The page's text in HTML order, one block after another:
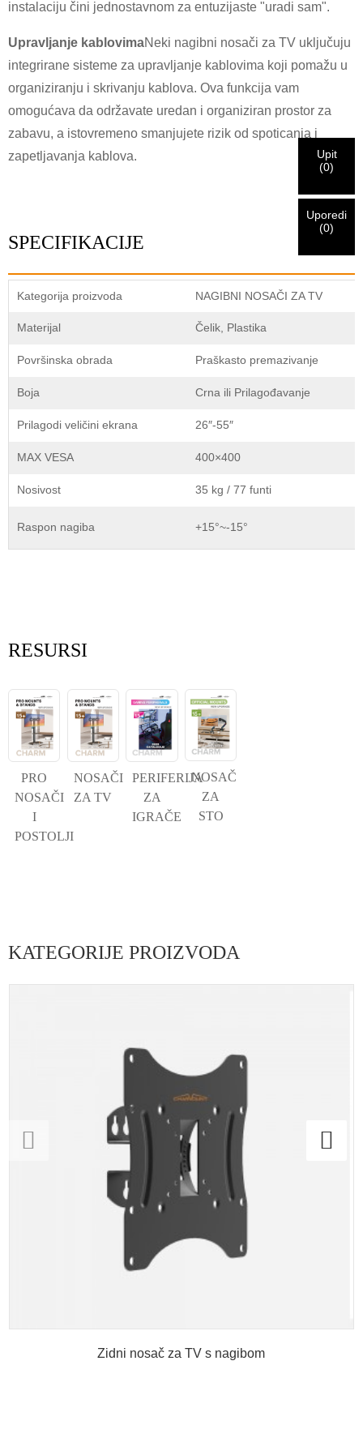
instalaciju čini jednostavnom za entuzijaste "uradi sam".
Upravljanje kablovimaNeki nagibni nosači za TV uključuju
integrirane sisteme za upravljanje kablovima koji pomažu u
organiziranju i skrivanju kablova. Ova funkcija vam
omogućava da održavate uredan i organiziran prostor za
zabavu, a istovremeno smanjujete rizik od spoticanja i
zapetljavanja kablova.
SPECIFIKACIJE
Kategorija proizvoda NAGIBNI NOSAČI ZA TV
Materijal Čelik, Plastika
Površinska obrada Praškasto premazivanje
Boja Crna ili Prilagođavanje
Prilagodi veličini ekrana 26″-55″
MAX VESA 400×400
Nosivost 35 kg / 77 funti
Raspon nagiba +15°~-15°
RESURSI
PRO
NOSAČI
I
POSTOLJI
NOSAČI
ZA TV
PERIFERIJA
ZA
IGRAČE
NOSAČ
ZA
STO
KATEGORIJE PROIZVODA
Zidni nosač za TV s nagibom
Ja sam
CHARM-ov kupac
Ja sam
adresu ispod kako biste potvrdili da ste pravi CHARM-ov
klijent.
Pošalji
Netačne informacije će dovesti do greške u slanju
Primili smo vaš zahtjev i hoćemo
vaše poslanoUpit
(0)
Uporedi
(0)